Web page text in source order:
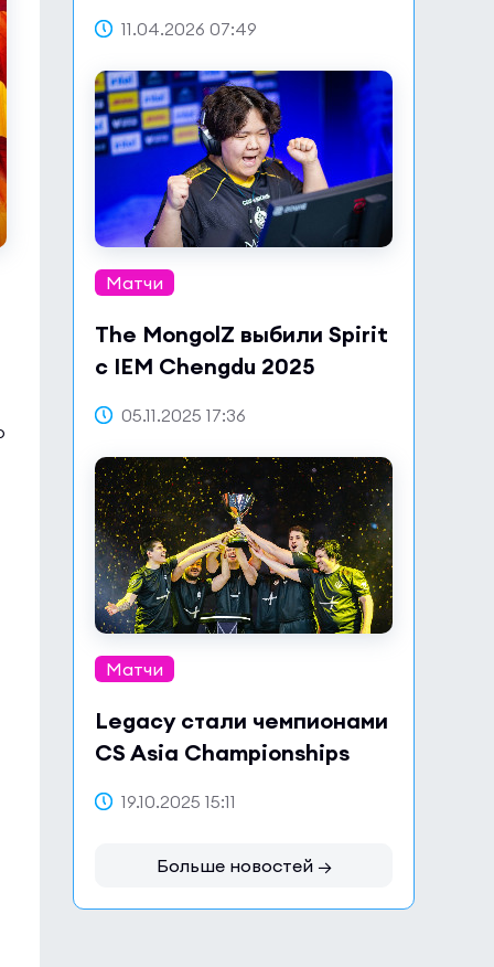
11.04.2026 07:49
Матчи
The MongolZ выбили Spirit
с IEM Chengdu 2025
05.11.2025 17:36
Матчи
Legacy стали чемпионами
CS Asia Championships
19.10.2025 15:11
Больше новостей →